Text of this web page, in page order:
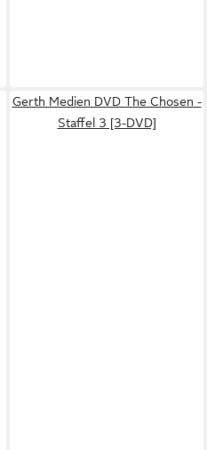
Gerth Medien DVD The Chosen -
Staffel 3 [3-DVD]